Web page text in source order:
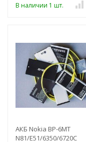
В наличии 1 шт.
АКБ Nokia BP-6MT
N81/E51/6350/6720C